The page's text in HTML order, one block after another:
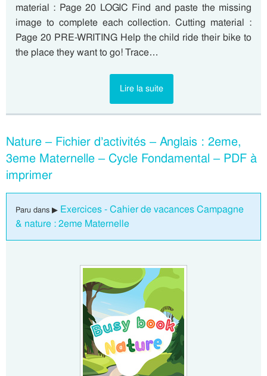
material : Page 20 LOGIC Find and paste the missing
image to complete each collection. Cutting material :
Page 20 PRE-WRITING Help the child ride their bike to
the place they want to go! Trace…
Lire la suite
Nature – Fichier d’activités – Anglais : 2eme,
3eme Maternelle – Cycle Fondamental – PDF à
imprimer
Paru dans ▶ Exercices - Cahier de vacances Campagne
& nature : 2eme Maternelle